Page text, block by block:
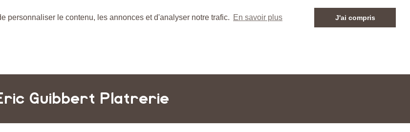
personnaliser le contenu, les annonces et d'analyser notre trafic. En savoir plus J'ai compris
Guibbert Platrerie